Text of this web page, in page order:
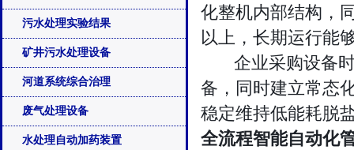
污水处理实验结果
矿井污水处理设备
河道系统综合治理
废气处理设备
水处理自动加药装置
化整机内部结构，
以上，长期运行能
企业采购设备时
备，同时建立常态
稳定维持低能耗脱
全流程智能自动化